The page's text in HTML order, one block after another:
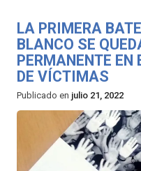
LA PRIMERA
BLANCO SE
PERMANENTE EN
DE VÍCTIMAS
Publicado en julio 21, 2022